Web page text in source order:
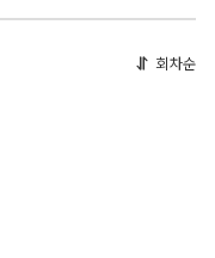
회차순